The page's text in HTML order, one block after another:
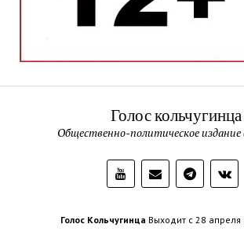
Голос кольчугинца
Общественно-политическое издание
Голос Кольчугинца Выходит с 28 апреля